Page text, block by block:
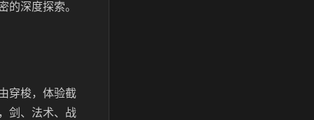
深度探索。
穿梭，体验截
剑、法术、战